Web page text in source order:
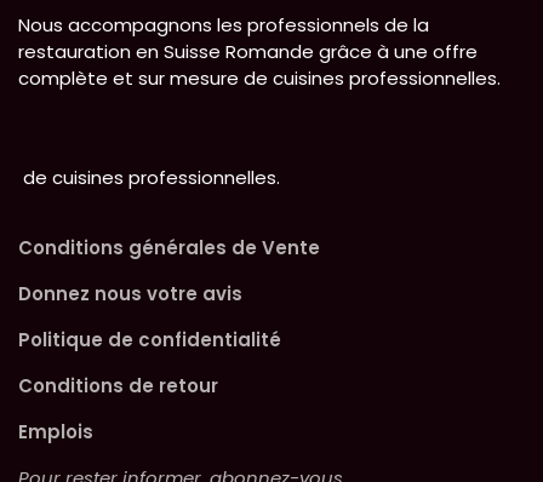
Nous accompagnons les professionnels de la
restauration en Suisse Romande grâce à une offre
complète et sur mesure de cuisines professionnelles.
de cuisines professionnelles.
Conditions générales de Vente
Donnez nous votre avis
Politique de confidentialité
Conditions de retour
Emplois